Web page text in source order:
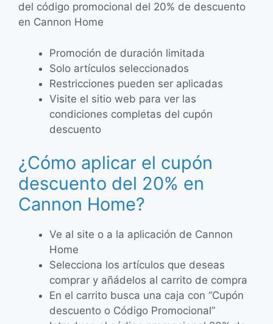
del código promocional del 20% de descuento
en Cannon Home
Promoción de duración limitada
Solo artículos seleccionados
Restricciones pueden ser aplicadas
Visite el sitio web para ver las
condiciones completas del cupón
descuento
¿Cómo aplicar el cupón
descuento del 20% en
Cannon Home?
Ve al site o a la aplicación de Cannon
Home
Selecciona los artículos que deseas
comprar y añádelos al carrito de compra
En el carrito busca una caja con “Cupón
descuento o Código Promocional”